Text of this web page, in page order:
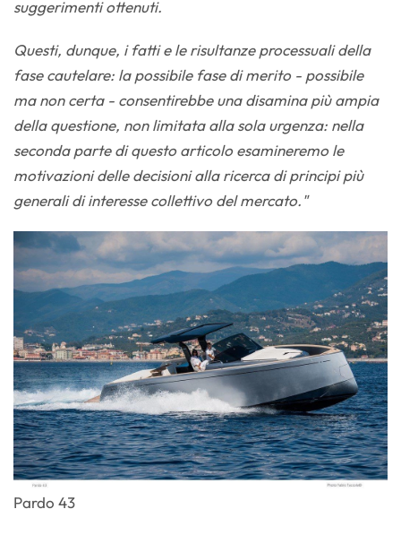
suggerimenti ottenuti.
Questi, dunque, i fatti e le risultanze processuali della
fase cautelare: la possibile fase di merito - possibile
ma non certa - consentirebbe una disamina più ampia
della questione, non limitata alla sola urgenza: nella
seconda parte di questo articolo esamineremo le
motivazioni delle decisioni alla ricerca di principi più
generali di interesse collettivo del mercato."
Pardo 43